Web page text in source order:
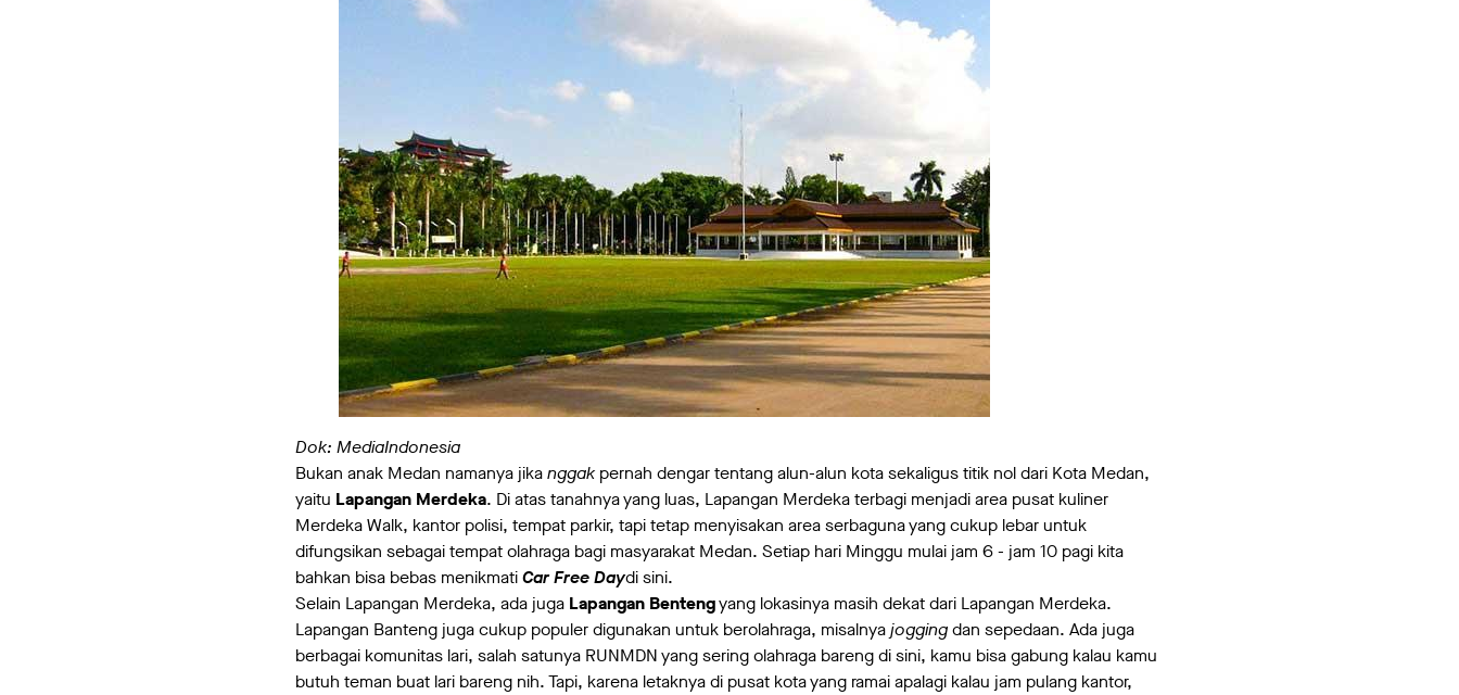
Dok: MediaIndonesia
Bukan anak Medan namanya jikanggak pernah dengar tentang alun-alun kota sekaligus titik nol dari Kota Medan,
yaitu Lapangan Merdeka. Di atas tanahnya yang luas, Lapangan Merdeka terbagi menjadi area pusat kuliner
Merdeka Walk, kantor polisi, tempat parkir, tapi tetap menyisakan area serbaguna yang cukup lebar untuk
difungsikan sebagai tempat olahraga bagi masyarakat Medan. Setiap hari Minggu mulai jam 6 - jam 10 pagi kita
bahkan bisa bebas menikmatiCar Free Daydi sini.
Selain Lapangan Merdeka, ada juga Lapangan Bentengyang lokasinya masih dekat dari Lapangan Merdeka.
Lapangan Banteng juga cukup populer digunakan untuk berolahraga, misalnyajoggingdan sepedaan. Ada juga
berbagai komunitas lari, salah satunya RUNMDN yang sering olahraga bareng di sini, kamu bisa gabung kalau kamu
butuh teman buat lari bareng nih. Tapi, karena letaknya di pusat kota yang ramai apalagi kalau jam pulang kantor,